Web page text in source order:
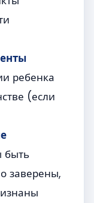
ребенка
(если
быть
заверены,